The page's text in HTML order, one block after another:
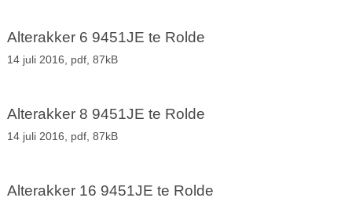
Alterakker 6 9451JE te Rolde
14 juli 2016, pdf, 87kB
Alterakker 8 9451JE te Rolde
14 juli 2016, pdf, 87kB
Alterakker 16 9451JE te Rolde